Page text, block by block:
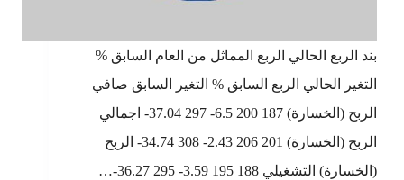
بند الربع الحالي الربع المماثل من العام السابق %
التغير الحالي الربع السابق % التغير السابق صافي
الربح (الخسارة) 187 200 6.5- 297 37.04- اجمالي
الربح (الخسارة) 201 206 2.43- 308 34.74- الربح
(الخسارة) التشغيلي 188 195 3.59- 295 36.27-…